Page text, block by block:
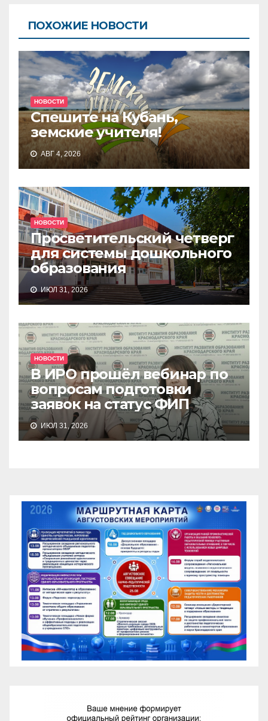
ПОХОЖИЕ НОВОСТИ
НОВОСТИ
Спешите на Кубань,
земские учителя!
АВГ 4, 2026
НОВОСТИ
Просветительский четверг
для системы дошкольного
образования
ИЮЛ 31, 2026
НОВОСТИ
В ИРО прошёл вебинар по
вопросам подготовки
заявок на статус ФИП
ИЮЛ 31, 2026